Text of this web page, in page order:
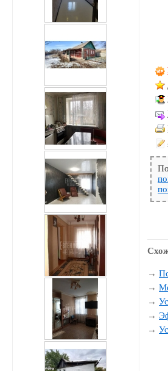
→
→
→
→
→